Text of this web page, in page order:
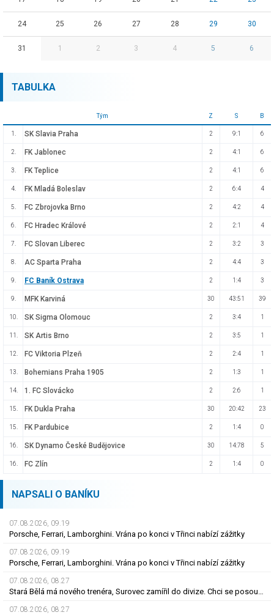
24 25 26 27 28 29 30
31 1 2 3 4 5 6
TABULKA
Tým Z S B
1. SK Slavia Praha 2 9:1 6
2. FK Jablonec 2 4:1 6
3. FK Teplice 2 4:1 6
4. FK Mladá Boleslav 2 6:4 4
5. FC Zbrojovka Brno 2 4:2 4
6. FC Hradec Králové 2 2:1 4
7. FC Slovan Liberec 2 3:2 3
8. AC Sparta Praha 2 4:4 3
9. FC Baník Ostrava 2 1:4 3
9. MFK Karviná 30 43:51 39
10. SK Sigma Olomouc 2 3:4 1
11. SK Artis Brno 2 3:5 1
12. FC Viktoria Plzeň 2 2:4 1
13. Bohemians Praha 1905 2 1:3 1
14. 1. FC Slovácko 2 2:6 1
15. FK Dukla Praha 30 20:42 23
15. FK Pardubice 2 1:4 0
16. SK Dynamo České Budějovice 30 14:78 5
16. FC Zlín 2 1:4 0
NAPSALI O BANÍKU
07.08.2026, 09.19
Porsche, Ferrari, Lamborghini. Vrána po konci v Třinci nabízí zážitky
07.08.2026, 09.19
Porsche, Ferrari, Lamborghini. Vrána po konci v Třinci nabízí zážitky
07.08.2026, 08.27
Stará Bělá má nového trenéra, Surovec zamířil do divize. Chci se posouvat, říká
07.08.2026, 08.27